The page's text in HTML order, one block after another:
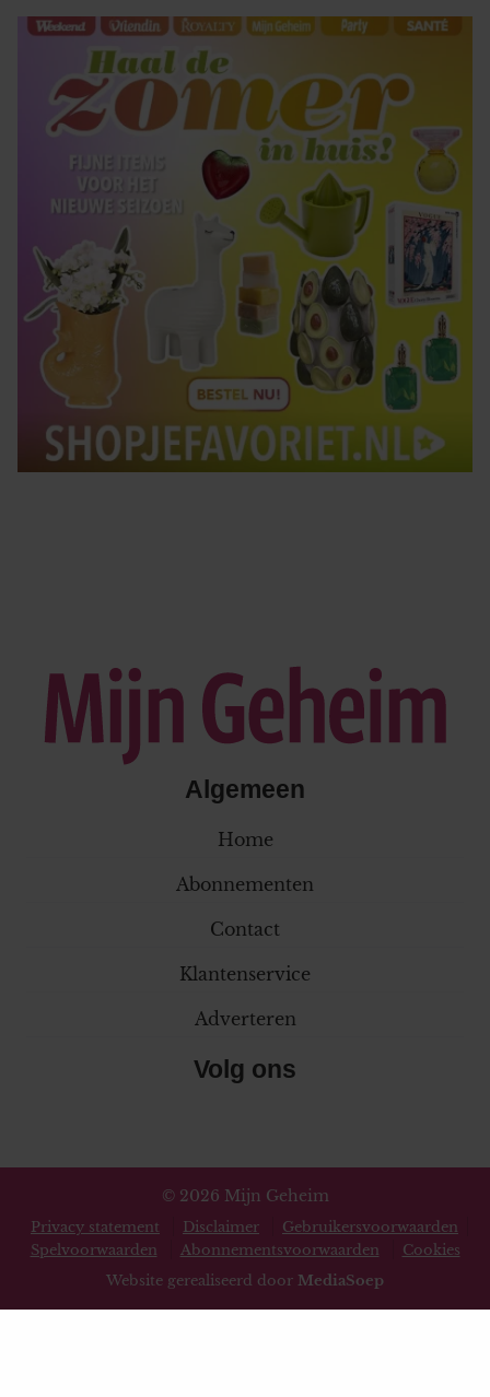
Algemeen
Home
Abonnementen
Contact
Klantenservice
Adverteren
Volg ons
© 2026 Mijn Geheim
Privacy statement Disclaimer
Gebruikersvoorwaarden
Spelvoorwaarden
Abonnementsvoorwaarden
Cookies
Website gerealiseerd door MediaSoep